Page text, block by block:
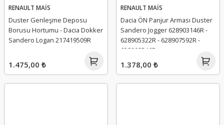
RENAULT MAİS
Duster Genleşme Deposu
Borusu Hortumu - Dacia Dokker
Sandero Logan 217419509R
1.475,00 ₺
RENAULT MAİS
Dacia ÖN Panjur Arması Duster
Sandero Jogger 628903146R -
628905322R - 628907592R -
628908546R
1.378,00 ₺